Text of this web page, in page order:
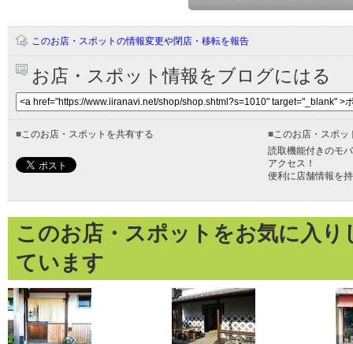
このお店・スポットの情報変更や閉店・移転を報告
お店・スポット情報をブログにはる
■このお店・スポットを共有する ■このお店・スポッ
読取機能付きのモ
アクセス！
便利に店舗情報を
このお店・スポットをお気に入
ています